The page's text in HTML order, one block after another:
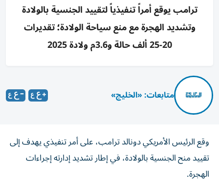
ترامب يوقع أمراً تنفيذياً لتقييد الجنسية بالولادة
وتشديد الهجرة مع منع سياحة الولادة؛ تقديرات
20-25 ألف حالة و3.6م ولادة 2025
متابعات: «الخليج»
وقع الرئيس الأمريكي دونالد ترامب، على أمر تنفيذي يهدف إلى
تقييد منح الجنسية بالولادة، في إطار تشديد إدارته إجراءات
الهجرة.